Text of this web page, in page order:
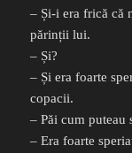
– Și-i era frică că
părinții lui.
– Și?
– Și era foarte
copacii.
– Păi cum puteau
– Era foarte